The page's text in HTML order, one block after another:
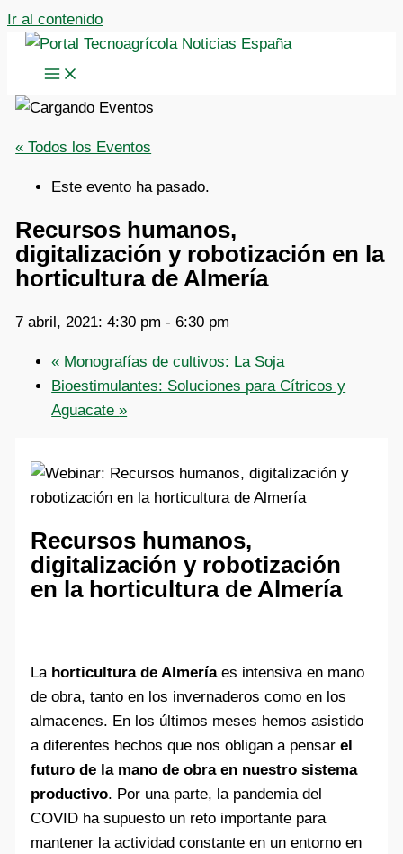
Ir al contenido
« Todos los Eventos
Este evento ha pasado.
Recursos humanos,
digitalización y robotización en la
horticultura de Almería
7 abril, 2021: 4:30 pm -6:30 pm
« Monografías de cultivos: La Soja
Bioestimulantes: Soluciones para Cítricos y
Aguacate»
Recursos humanos,
digitalización y robotización
en la horticultura de Almería
La horticultura de Almeríaes intensiva en mano
de obra, tanto en los invernaderos como en los
almacenes. En los últimos meses hemos asistido
a diferentes hechos que nos obligan a pensarel
futuro de la mano de obra en nuestro sistema
productivo. Por una parte, la pandemia del
COVID ha supuesto un reto importante para
mantener la actividad constante en un entorno en